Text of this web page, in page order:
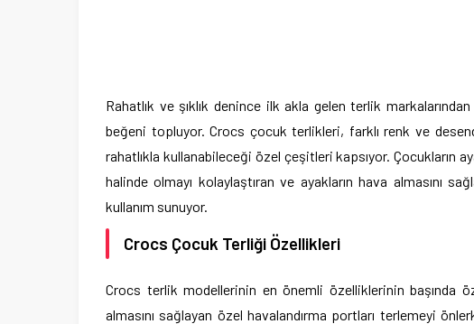
Rahatlık ve şıklık denince ilk akla gelen terlik
beğeni topluyor. Crocs çocuk terlikleri, farklı renk ve
rahatlıkla kullanabileceği özel çeşitleri kapsıyor. Çocukların
halinde olmayı kolaylaştıran ve ayakların hava almasını
kullanım sunuyor.
Crocs Çocuk Terliği Özellikleri
Crocs terlik modellerinin en önemli özelliklerinin başında
almasını sağlayan özel havalandırma portları terlemeyi